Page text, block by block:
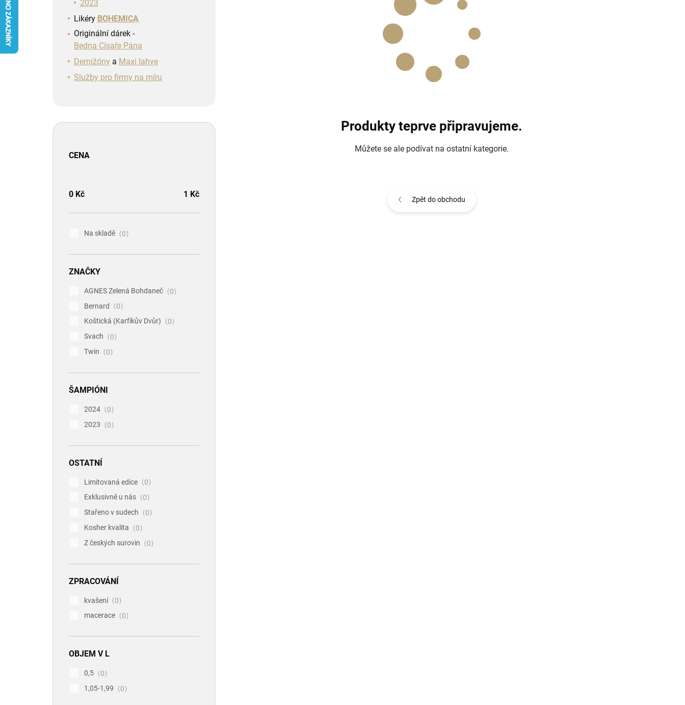
2023
Likéry BOHEMICA
Originální dárek -
Bedna Císaře Pána
Demižóny a Maxi lahve
Služby pro firmy na míru
CENA
0 Kč 1 Kč
Na skladě 0
ZNAČKY
AGNES Zelená Bohdaneč
0
Bernard
0
Koštická (Karfíkův Dvůr)
0
Svach
0
Twin
0
ŠAMPIÓNI
2024
0
2023
0
OSTATNÍ
Limitovaná edice
0
Exklusivně u nás
0
Stařeno v sudech
0
Kosher kvalita
0
Z českých surovin
0
ZPRACOVÁNÍ
kvašení
0
macerace
0
OBJEM V L
0,5
0
1,05-1,99
0
Produkty teprve připravujeme.
Můžete se ale podívat na ostatní kategorie.
Zpět do obchodu